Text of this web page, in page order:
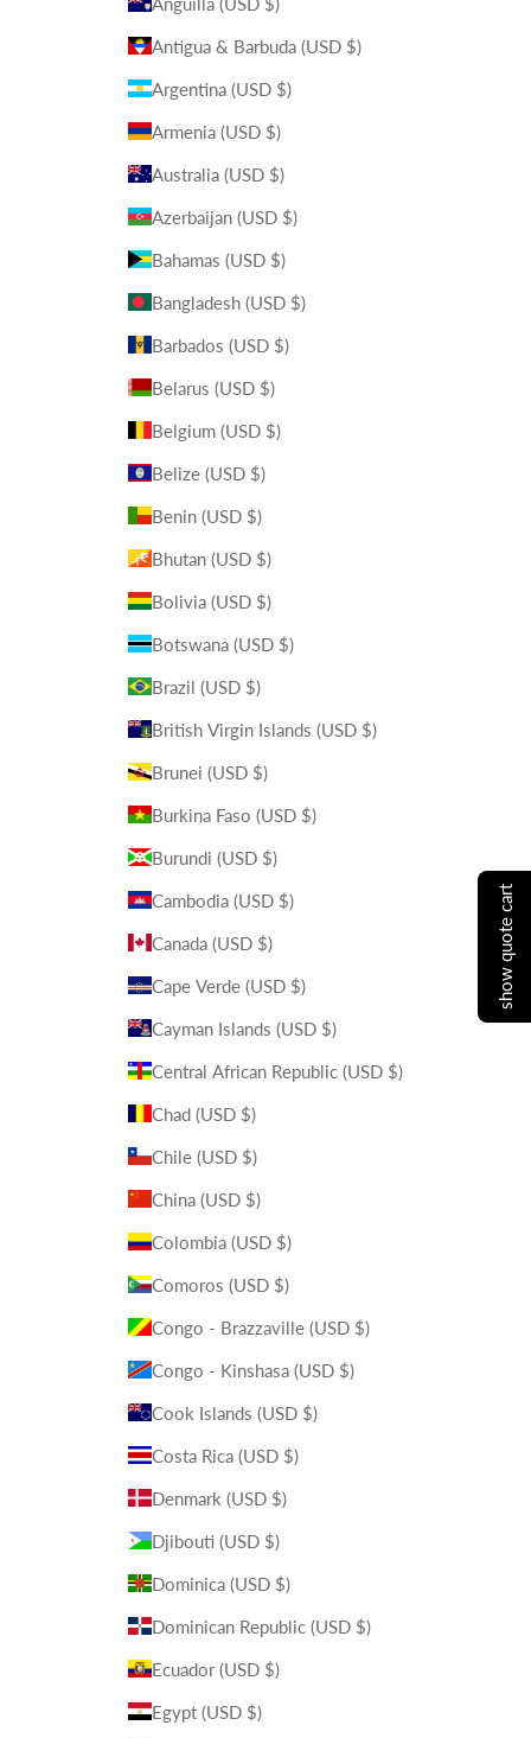
Antigua & Barbuda (USD $)
Argentina (USD $)
Armenia (USD $)
Australia (USD $)
Azerbaijan (USD $)
Bahamas (USD $)
Bangladesh (USD $)
Barbados (USD $)
Belarus (USD $)
Belgium (USD $)
Belize (USD $)
Benin (USD $)
Bhutan (USD $)
Bolivia (USD $)
Botswana (USD $)
Brazil (USD $)
British Virgin Islands (USD $)
Brunei (USD $)
Burkina Faso (USD $)
Burundi (USD $)
Cambodia (USD $)
Canada (USD $)
Cape Verde (USD $)
Cayman Islands (USD $)
Central African Republic (USD $)
Chad (USD $)
Chile (USD $)
China (USD $)
Colombia (USD $)
Comoros (USD $)
Congo - Brazzaville (USD $)
Congo - Kinshasa (USD $)
Cook Islands (USD $)
Costa Rica (USD $)
Denmark (USD $)
Djibouti (USD $)
Dominica (USD $)
Dominican Republic (USD $)
Ecuador (USD $)
Egypt (USD $)
show quote cart